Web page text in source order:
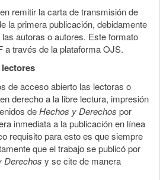
remitir la carta de transmisión de
la primera publicación, debidamente
autoras o autores. Este formato
a través de la plataforma OJS.
de acceso abierto las lectoras o
derecho a la libre lectura, impresión
deHechos y Derechos por
inmediata a la publicación en línea
requisito para esto es que siempre
que el trabajo se publicó por
Derechos y se cite de manera